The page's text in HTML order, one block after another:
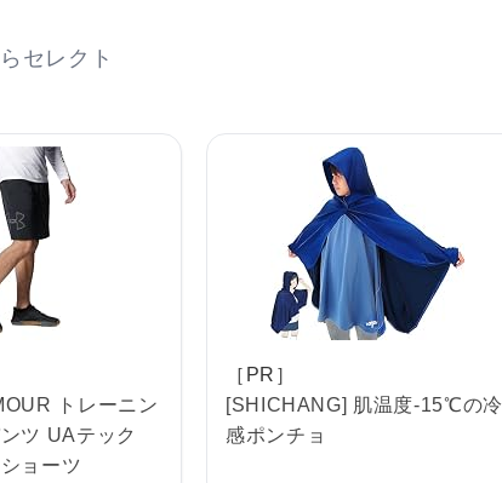
セレクト
トレーニン
ツ UAテック
ョーツ
［PR］
[SHICHANG] 肌温度-15℃の冷
感ポンチョ